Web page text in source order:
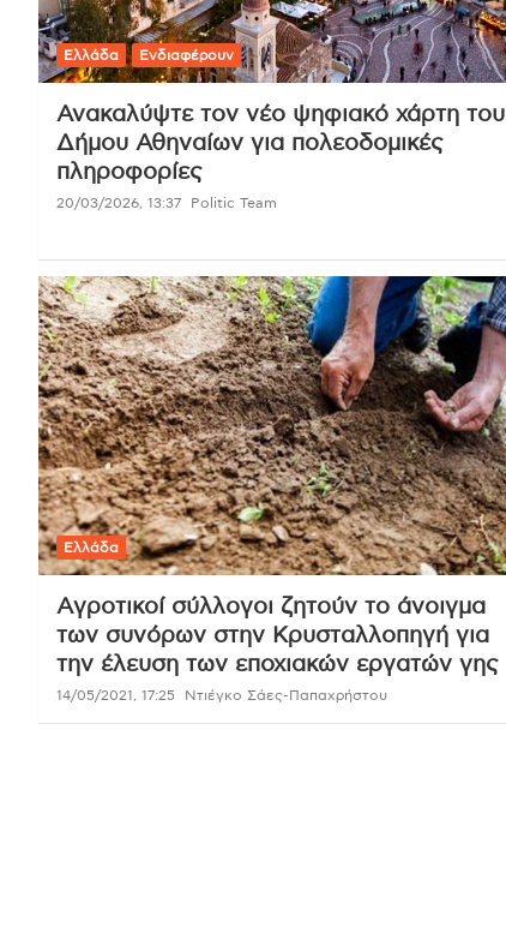
Ελλάδα Ενδιαφέρουν
Ανακαλύψτε τον νέο ψηφιακό χάρτη του
Δήμου Αθηναίων για πολεοδομικές
πληροφορίες
20/03/2026, 13:37 Politic Team
Ελλάδα
Aγροτικοί σύλλογοι ζητούν το άνοιγμα
των συνόρων στην Κρυσταλλοπηγή για
την έλευση των εποχιακών εργατών γης
14/05/2021, 17:25 Ντιέγκο Σάες-Παπαχρήστου